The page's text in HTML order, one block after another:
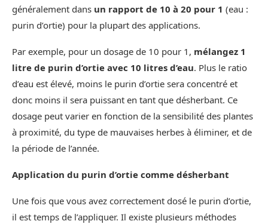
généralement dans un rapport de 10 à 20 pour 1 (eau :
purin d’ortie) pour la plupart des applications.
Par exemple, pour un dosage de 10 pour 1, mélangez 1
litre de purin d’ortie avec 10 litres d’eau. Plus le ratio
d’eau est élevé, moins le purin d’ortie sera concentré et
donc moins il sera puissant en tant que désherbant. Ce
dosage peut varier en fonction de la sensibilité des plantes
à proximité, du type de mauvaises herbes à éliminer, et de
la période de l’année.
Application du purin d’ortie comme désherbant
Une fois que vous avez correctement dosé le purin d’ortie,
il est temps de l’appliquer. Il existe plusieurs méthodes